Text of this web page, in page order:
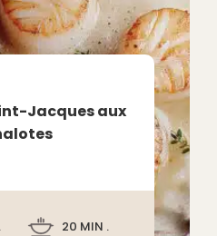
Jacques aux
20 MIN .